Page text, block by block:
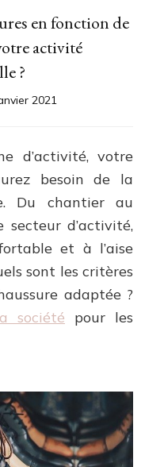
en fonction de
activité
?
2021
d’activité, votre
besoin de la
Du chantier au
d’activité,
et à l’aise
sont les critères
adaptée ?
société pour les